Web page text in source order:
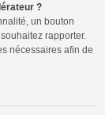
?
un bouton
rapporter.
nécessaires afin de